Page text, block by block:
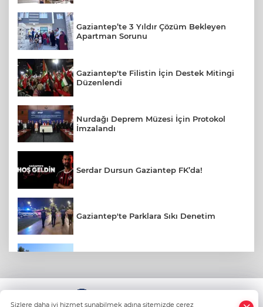
Gaziantep’te 3 Yıldır Çözüm Bekleyen
Apartman Sorunu
Gaziantep'te Filistin İçin Destek Mitingi
Düzenlendi
Nurdağı Deprem Müzesi İçin Protokol
İmzalandı
Serdar Dursun Gaziantep FK’da!
Gaziantep'te Parklara Sıkı Denetim
Amerikalı Gelin Gaziantep'te Türk
KÜNYE
Sizlere daha iyi hizmet sunabilmek adına sitemizde çerez